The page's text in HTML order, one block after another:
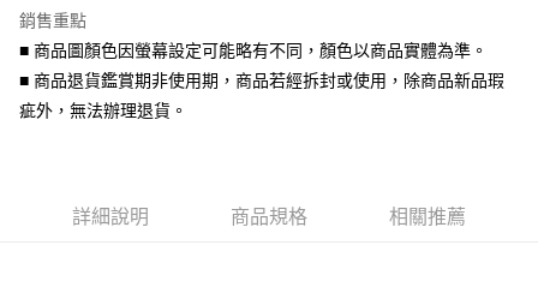
匯豐（台灣）商業銀行
聯邦商業銀行
遠東國際商業銀行
元大商業銀行
永豐商業銀行
台新國際商業銀行
臺灣中小企業銀行
匯豐（台灣）商業銀行
華泰商業銀行
聯邦商業銀行
遠東國際商業銀行
元大商業銀行
Apple Pay
街口支付
悠遊付
相關說明
銷售重點
■ 商品圖顏色因螢幕設定可能略有不同，顏色以商品實體為準。
■ 商品退貨鑑賞期非使用期，商品若經拆封或使用，除商品新品瑕
疵外，無法辦理退貨。
詳細說明 商品規格 相關推薦